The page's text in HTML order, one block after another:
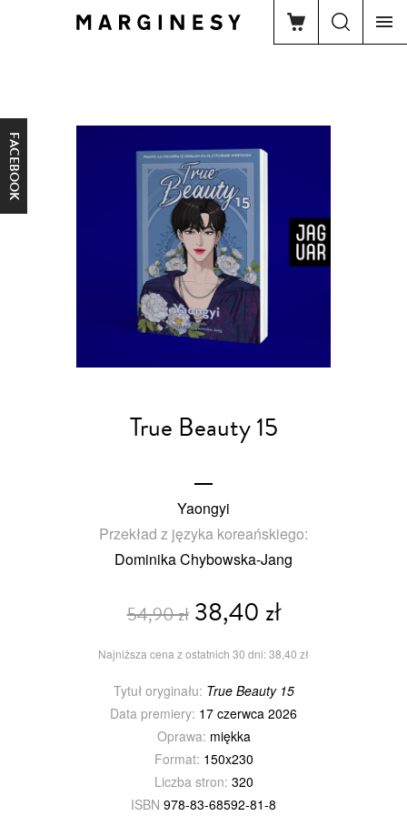
FACEBOOK
True Beauty 15
Yaongyi
Przekład z języka koreańskiego:
Dominika Chybowska-Jang
54,90 zł38,40 zł
Najniższa cena z ostatnich 30 dni: 38,40 zł
Tytuł oryginału: True Beauty 15
Data premiery: 17 czerwca 2026
Oprawa: miękka
Format: 150x230
Liczba stron: 320
ISBN 978-83-68592-81-8